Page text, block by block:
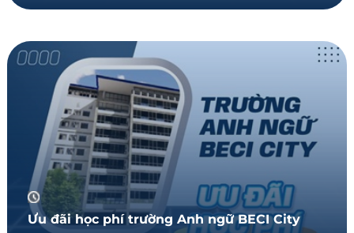
Ưu đãi học phí trường Anh ngữ BECI City